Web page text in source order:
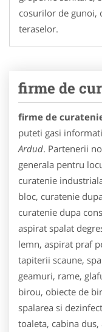
cosurilor de gunoi,
teraselor.
firme de
firme de
puteti gasi
Ardud. Partenerii
generala pentru
curatenie
bloc, curatenie
curatenie dupa
aspirat spalat
lemn, aspirat praf
tapiterii scaune,
geamuri, rame,
birou, obiecte de
spalarea si
toaleta, cabina